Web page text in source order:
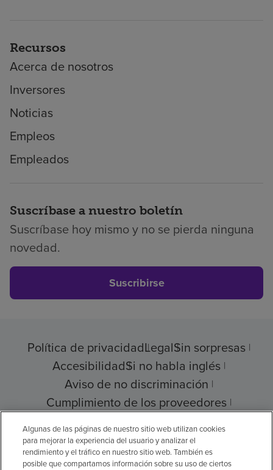
Recursos
Acerca de nosotros
Inversores
Noticias
Empleos
Empleados
Suscríbase a nuestro boletín
Suscríbase hoy mismo y no se pierda ninguna
novedad.
Suscribirse
Política de privacidadLegalSin sorpresas
AccesibilidadSi no habla inglés
Aviso de no discriminación
Cumplimiento de los proveedores
Transparencia de precios
Algunas de las páginas de nuestro sitio web utilizan cookies
para mejorar la experiencia del usuario y analizar el
rendimiento y el tráfico en nuestro sitio web. También es
posible que compartamos información sobre su uso de ciertos